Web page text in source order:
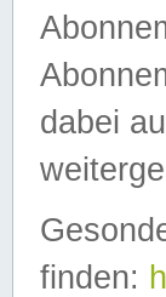
dabei
finden: